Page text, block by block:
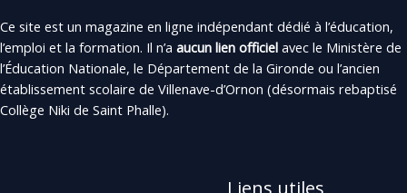
Ce site est un magazine en ligne indépendant dédié à l’éducation,
l’emploi et la formation. Il n’a aucun lien officiel avec le Ministère de
l’Éducation Nationale, le Département de la Gironde ou l’ancien
établissement scolaire de Villenave-d’Ornon (désormais rebaptisé
Collège Niki de Saint Phalle).